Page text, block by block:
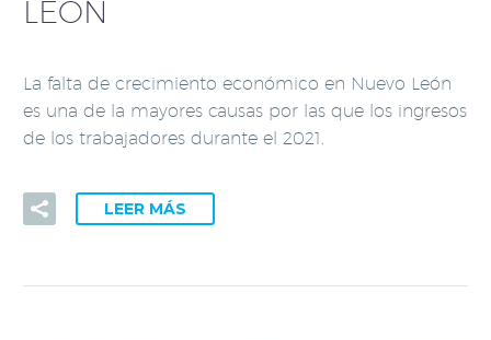
LEÓN
La falta de crecimiento económico en Nuevo León
es una de la mayores causas por las que los ingresos
de los trabajadores durante el 2021.
LEER MÁS